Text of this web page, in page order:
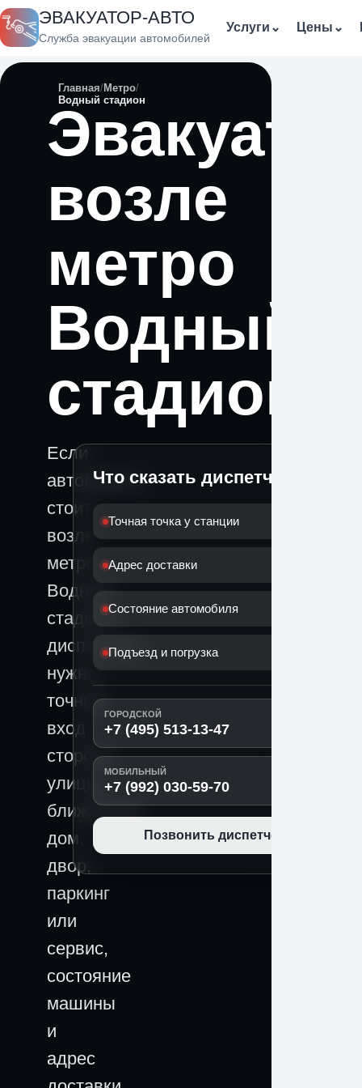
ЭВАКУАТОР-АВТО
Служба эвакуации автомобилей
Услуги ⌄ Цены ⌄
Главная Метро
Водный стадион
возле
метро
Водный
стадион
Если
автомобиль
стоит
возле
метро
Водный
стадион,
диспетчеру
нужны
точный
вход,
сторона
улицы,
ближайший
дом,
двор,
паркинг
или
сервис,
состояние
машины
и
адрес
Что сказать диспетчеру
Точная точка у станции
Адрес доставки
Состояние автомобиля
Подъезд и погрузка
ГОРОДСКОЙ
+7 (495) 513-13-47
МОБИЛЬНЫЙ
+7 (992) 030-59-70
Позвонить диспетчеру